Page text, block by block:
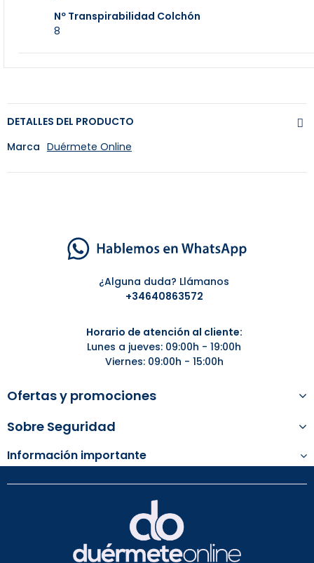
Nº Transpirabilidad Colchón
8
DETALLES DEL PRODUCTO
Marca Duérmete Online
¿Alguna duda? Llámanos
+34640863572
Horario de atención al cliente:
Lunes a jueves: 09:00h - 19:00h
Viernes: 09:00h - 15:00h
Ofertas y promociones
Sobre Seguridad
Información importante